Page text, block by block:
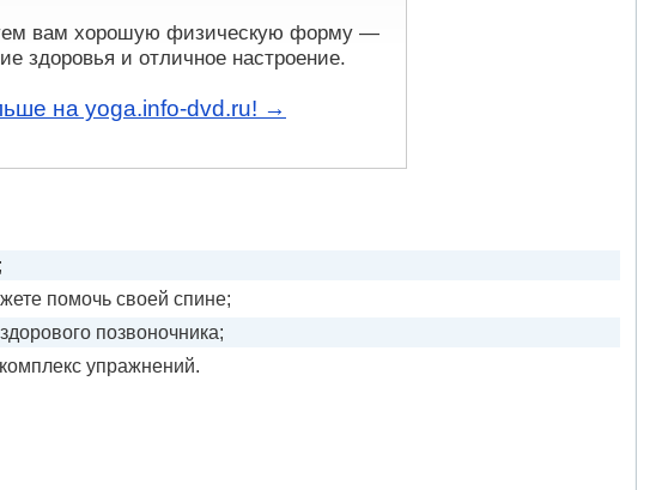
вам хорошую физическую форму —
здоровья и отличное настроение.
на yoga.info-dvd.ru! →
помочь своей спине;
позвоночника;
упражнений.